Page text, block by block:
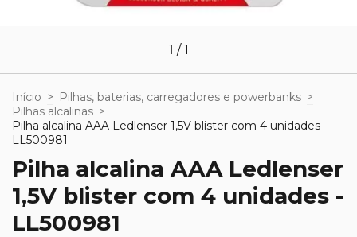
1 /1
Início > Pilhas, baterias, carregadores e powerbanks >
Pilhas alcalinas >
Pilha alcalina AAA Ledlenser 1,5V blister com 4 unidades -
LL500981
Pilha alcalina AAA Ledlenser
1,5V blister com 4 unidades -
LL500981